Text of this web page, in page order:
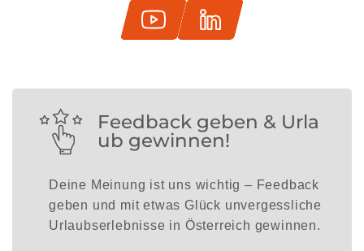
Feedback geben & Urla
ub gewinnen!
Deine Meinung ist uns wichtig – Feedback
geben und mit etwas Glück unvergessliche
Urlaubserlebnisse in Österreich gewinnen.